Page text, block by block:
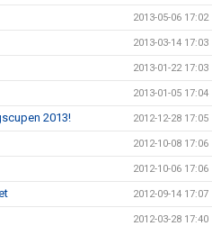
2013-05-06 17:02
2013-03-14 17:03
2013-01-22 17:03
2013-01-05 17:04
2013! 2012-12-28 17:05
2012-10-08 17:06
2012-10-06 17:06
2012-09-14 17:07
2012-03-28 17:40